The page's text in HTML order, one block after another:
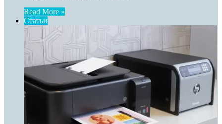
Read More »
Статьи